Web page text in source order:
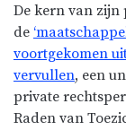
De kern van zijn
de
voortgekomen
vervullen, een
private
Raden van